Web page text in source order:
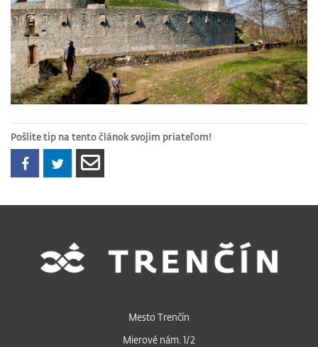
Pošlite tip na tento článok svojim priateľom!
Mesto Trenčín
Mierové nám. 1/2